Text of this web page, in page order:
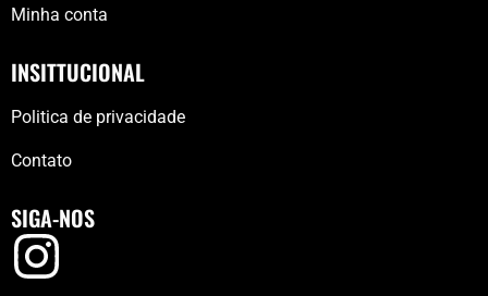
Minha conta
INSITTUCIONAL
Politica de privacidade
Contato
SIGA-NOS